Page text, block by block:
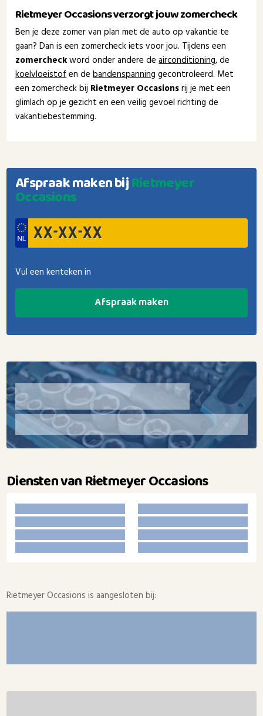
Rietmeyer Occasions verzorgt jouw zomercheck
Ben je deze zomer van plan met de auto op vakantie te
gaan? Dan is een zomercheck iets voor jou. Tijdens een
zomercheckword onder andere deairconditioning, de
koelvloeistofen debandenspanning gecontroleerd. Met
een zomercheck bij Rietmeyer Occasionsrij je met een
glimlach op je gezicht en een veilig gevoel richting de
vakantiebestemming.
Afspraak maken bijRietmeyer
Occasions
Vul een kenteken in
Afspraak maken
Diensten van Rietmeyer Occasions
Rietmeyer Occasions is aangesloten bij: